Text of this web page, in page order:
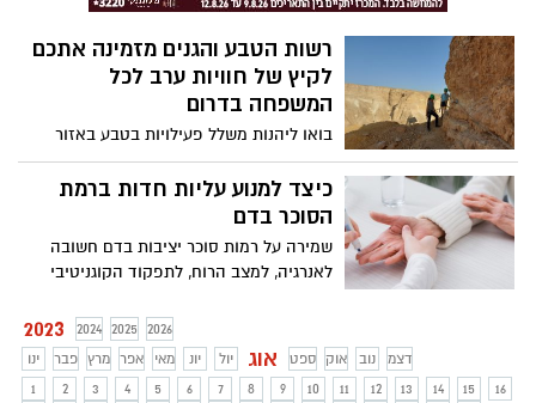
רשות הטבע והגנים מזמינה אתכם
לקיץ של חוויות ערב לכל
המשפחה בדרום
בואו ליהנות משלל פעילויות בטבע באזור
הדרום במיוחד לחודש אוגוסט ומיועד לכל
המשפחה - חגיגה של יין במדבר, אתגר מצדה,
זריחה מדברית, הרפתקה מקראית ועוד
כיצד למנוע עליות חדות ברמת
הסוכר בדם
שמירה על רמות סוכר יציבות בדם חשובה
לאנרגיה, למצב הרוח, לתפקוד הקוגניטיבי
קיצוניות, כיצד להתמודד איתן, ומתי צריך
לגשת לטיפול רפואי?
2023 2024 2025
2026
ינו
פבר מרץ אפר מאי יונ יול אוג ספט אוק נוב
דצמ
1
2 3 4 5 6 7 8 9 10 11 12 13 14 15
16